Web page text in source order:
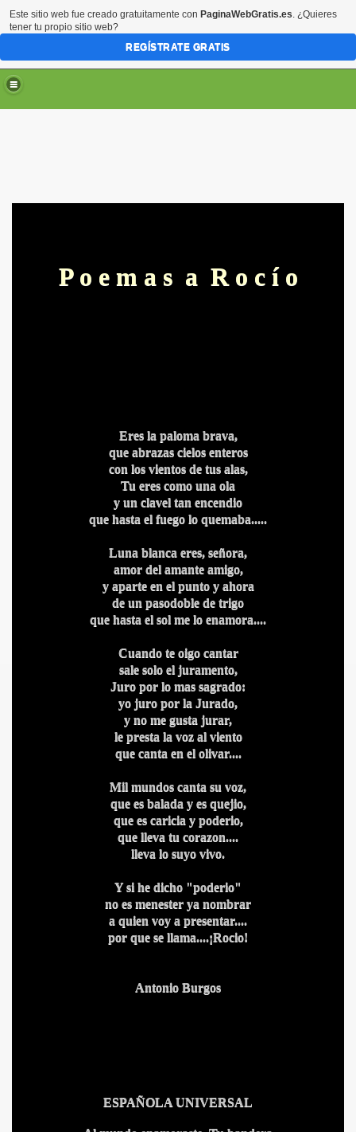
P o e m a s a R o c í o
Eres la paloma brava,
que abrazas cielos enteros
con los vientos de tus alas,
Tu eres como una ola
y un clavel tan encendio
que hasta el fuego lo quemaba.....
Luna blanca eres, señora,
amor del amante amigo,
y aparte en el punto y ahora
de un pasodoble de trigo
que hasta el sol me lo enamora....
Cuando te oigo cantar
sale solo el juramento,
Juro por lo mas sagrado:
yo juro por la Jurado,
y no me gusta jurar,
le presta la voz al viento
que canta en el olivar....
Mil mundos canta su voz,
que es balada y es quejio,
que es caricia y poderio,
que lleva tu corazon....
lleva lo suyo vivo.
Y si he dicho "poderio"
no es menester ya nombrar
a quien voy a presentar....
por que se llama....¡Rocio!
Antonio Burgos
ESPAÑOLA UNIVERSAL
Este sitio web fue creado gratuitamente con PaginaWebGratis.es. ¿Quieres
tener tu propio sitio web?
REGÍSTRATE GRATIS